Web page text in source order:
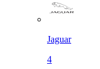
Jaguar
4